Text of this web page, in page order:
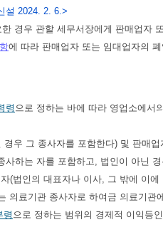
설 2024. 2. 6.>
경우 관할 세무서장에게 판매업자
에 따라 판매업자 또는 임대업자의
령 으로 정하는 바에 따라 영업소에서
우 그 종사자를 포함한다) 및 판매업
하는 자를 포함하고, 법인이 아닌
(법인의 대표자나 이사, 그 밖에 이
의료기관 종사자로 하여금 의료기관
령 으로 정하는 범위의 경제적 이익등